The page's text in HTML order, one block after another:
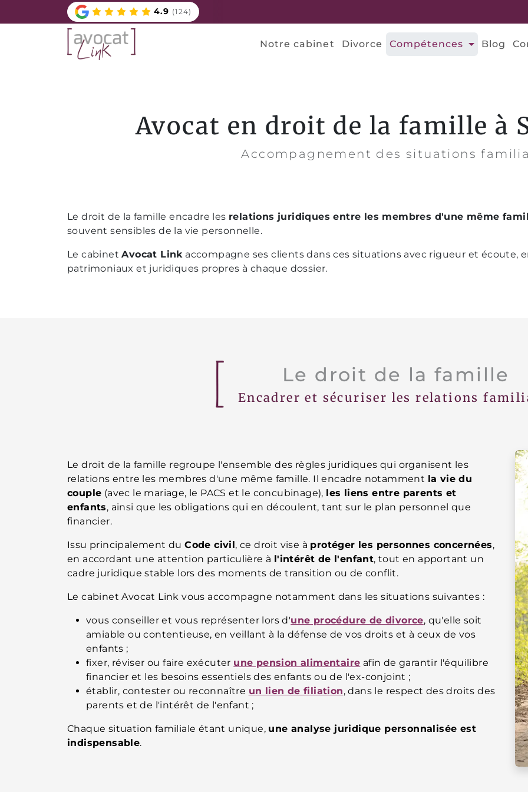
4.9 (124)
Notre cabinet Divorce Compétences Blog
Avocat en droit de la famille à
Accompagnement des situations
Le droit de la famille encadre les relations juridiques entre les membres d'une même
souvent sensibles de la vie personnelle.
Le cabinetAvocat Linkaccompagne ses clients dans ces situations avec rigueur et écoute,
patrimoniaux et juridiques propres à chaque dossier.
Le droit de la famille
Encadrer et sécuriser les relations
Le droit de la famille regroupe l'ensemble des règles juridiques qui organisent les
relations entre les membres d'une même famille. Il encadre notamment la vie du
couple (avec le mariage, le PACS et le concubinage), les liens entre parents et
enfants, ainsi que les obligations qui en découlent, tant sur le plan personnel que
financier.
Issu principalement duCode civil, ce droit vise à protéger les personnes concernées,
en accordant une attention particulière à l'intérêt de l'enfant, tout en apportant un
cadre juridique stable lors des moments de transition ou de conflit.
Le cabinet Avocat Link vous accompagne notamment dans les situations suivantes :
vous conseiller et vous représenter lors d'une procédure de divorce, qu'elle soit
amiable ou contentieuse, en veillant à la défense de vos droits et à ceux de vos
enfants ;
fixer, réviser ou faire exécuter une pension alimentaire afin de garantir l'équilibre
financier et les besoins essentiels des enfants ou de l'ex-conjoint ;
établir, contester ou reconnaître un lien de filiation, dans le respect des droits des
parents et de l'intérêt de l'enfant ;
Chaque situation familiale étant unique, une analyse juridique personnalisée est
indispensable.